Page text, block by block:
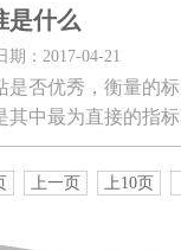
是什么
期：2017-04-21
是否优秀，衡量的
其中最为直接的指
上一页 上10页